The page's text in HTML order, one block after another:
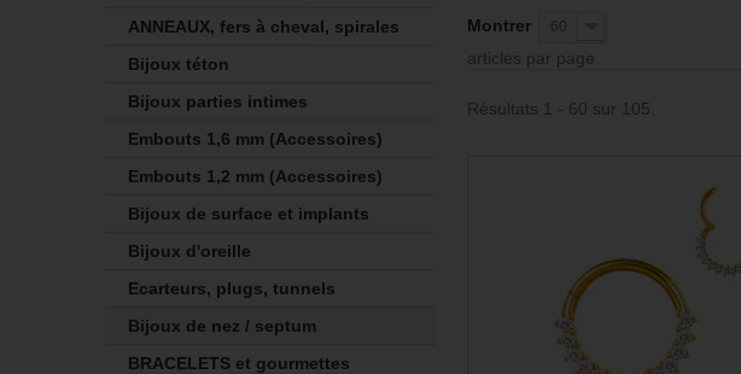
ANNEAUX, fers à cheval, spirales
Bijoux téton
Bijoux parties intimes
Embouts 1,6 mm (Accessoires)
Embouts 1,2 mm (Accessoires)
Bijoux de surface et implants
Bijoux d'oreille
Ecarteurs, plugs, tunnels
Bijoux de nez / septum
BRACELETS et gourmettes
Montrer 60
articles par page
Résultats 1 - 60 sur 105.